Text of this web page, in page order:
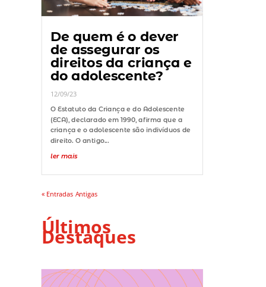
De quem é o dever
de assegurar os
direitos da criança e
do adolescente?
12/09/23
O Estatuto da Criança e do Adolescente
(ECA), declarado em 1990, afirma que a
criança e o adolescente são indivíduos de
direito. O antigo...
ler mais
« Entradas Antigas
Últimos
Destaques